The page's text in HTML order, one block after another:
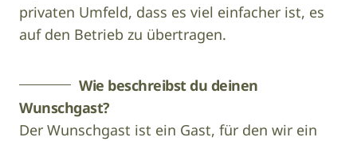
privaten Umfeld, dass es viel einfacher ist, es
auf den Betrieb zu übertragen.
Wie beschreibst du deinen
Wunschgast?
Der Wunschgast ist ein Gast, für den wir ein